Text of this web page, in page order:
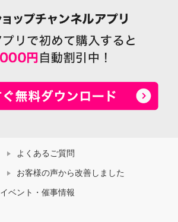
よくあるご質問
お客様の声から改善しました
イベント・催事情報